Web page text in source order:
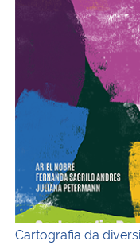
Cartografia da
Cartografia da